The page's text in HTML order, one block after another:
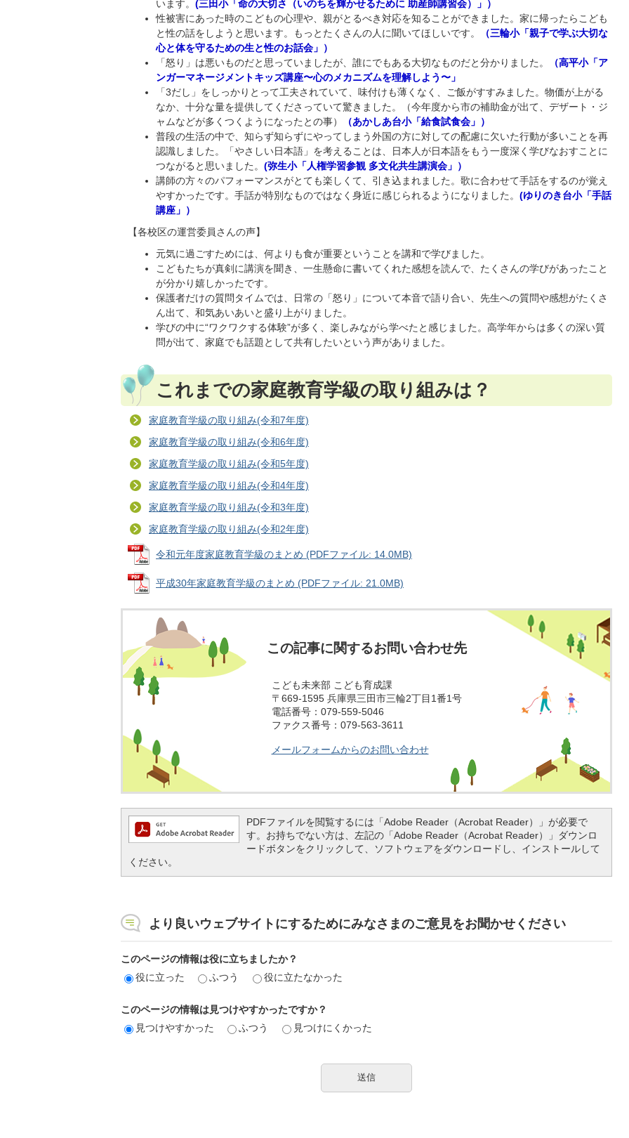
います。(三田小「命の大切さ（いのちを輝かせるために 助産師講習会）
」）
性被害にあった時のこどもの心理や、親がとるべき対応を知ることができました。家に帰ったらこども
と性の話をしようと思います。もっとたくさんの人に聞いてほしいです。
（三輪小「親子で学ぶ大切な
心と体を守るための生と性のお話会」 ）
「怒り」は悪いものだと思っていましたが、誰にでもある大切なものだと分かりました。
（高平小「ア
ンガーマネージメントキッズ講座〜心のメカニズムを理解しよう〜」
「3だし」をしっかりとって工夫されていて、味付けも薄くなく、ご飯がすすみました。物価が上がる
なか、十分な量を提供してくださっていて驚きました。（今年度から市の補助金が出て、デザート・ジ
ャムなどが多くつくようになったとの事）
（あかしあ台小「給食試食会」）
普段の生活の中で、知らず知らずにやってしまう外国の方に対しての配慮に欠いた行動が多いことを再
認識しました。「やさしい日本語」を考えることは、日本人が日本語をもう一度深く学びなおすことに
つながると思いました。(弥生小「人権学習参観 多文化共生講演会 」）
講師の方々のパフォーマンスがとても楽しくて、引き込まれました。歌に合わせて手話をするのが覚え
やすかったです。手話が特別なものではなく身近に感じられるようになりました。(ゆりのき台小「手話
講座」）
【各校区の運営委員さんの声】
元気に過ごすためには、何よりも食が重要ということを講和で学びました。
こどもたちが真剣に講演を聞き、一生懸命に書いてくれた感想を読んで、たくさんの学びがあったこと
が分かり嬉しかったです。
保護者だけの質問タイムでは、日常の「怒り」について本音で語り合い、先生への質問や感想がたくさ
ん出て、和気あいあいと盛り上がりました。
学びの中に“ワクワクする体験”が多く、楽しみながら学べたと感じました。高学年からは多くの深い質
問が出て、家庭でも話題として共有したいという声がありました。
これまでの家庭教育学級の取り組みは？
家庭教育学級の取り組み(令和7年度)
家庭教育学級の取り組み(令和6年度)
家庭教育学級の取り組み(令和5年度)
家庭教育学級の取り組み(令和4年度)
家庭教育学級の取り組み(令和3年度)
家庭教育学級の取り組み(令和2年度)
令和元年度家庭教育学級のまとめ (PDFファイル: 14.0MB)
平成30年家庭教育学級のまとめ (PDFファイル: 21.0MB)
この記事に関するお問い合わせ先
こども未来部 こども育成課
〒669-1595 兵庫県三田市三輪2丁目1番1号
電話番号：079-559-5046
ファクス番号：079-563-3611
メールフォームからのお問い合わせ
PDFファイルを閲覧するには「Adobe Reader（Acrobat Reader）」が必要で
す。お持ちでない方は、左記の「Adobe Reader（Acrobat Reader）」ダウンロ
ードボタンをクリックして、ソフトウェアをダウンロードし、インストールして
ください。
より良いウェブサイトにするためにみなさまのご意見をお聞かせください
このページの情報は役に立ちましたか？
役に立った
ふつう 役に立たなかった
このページの情報は見つけやすかったですか？
見つけやすかった
ふつう 見つけにくかった